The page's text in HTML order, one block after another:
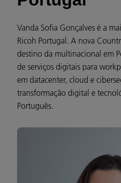
Vanda Sofia Gonçalves é a
Ricoh Portugal. A nova
destino da multinacional em
de serviços digitais para
em datacenter, cloud e
transformação digital e
Português.